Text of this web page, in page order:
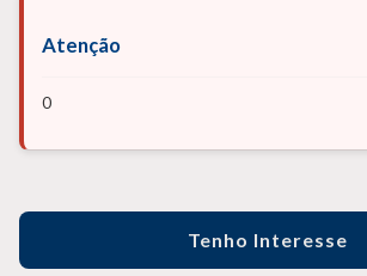
Atenção
0
Tenho Interesse